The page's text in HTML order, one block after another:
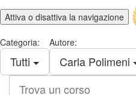
Attiva o disattiva la navigazione
Categoria:
Tutti
Autore:
Carla Polimeni